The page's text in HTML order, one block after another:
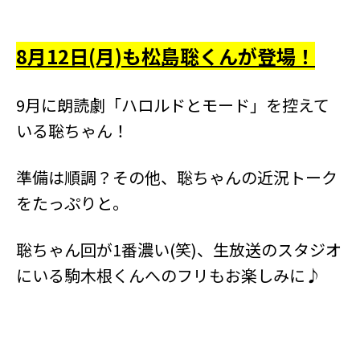
8月12日(月)も松島聡くんが登場！
9月に朗読劇「ハロルドとモード」を控えて
いる聡ちゃん！
準備は順調？その他、聡ちゃんの近況トーク
をたっぷりと。
聡ちゃん回が1番濃い(笑)、生放送のスタジオ
にいる駒木根くんへのフリもお楽しみに♪